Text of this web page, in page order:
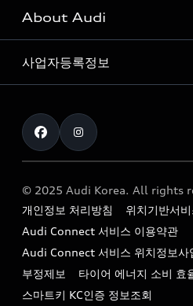
S range
아우디 신차 재고
아우디 모델 비교하기
아우디 공식 인증 중고차
The new Audi A6 Taste Drive 이
고객안내
Audi Connect
myAudiworld
내비게이션 데이터 다운로드
아우디 영상 매뉴얼
고객지원센터
서비스 예약
About Audi
아우디 브랜드
Formula 1
Audi Story
아우디코리아 소식
아우디코리아 소개
아우디 스토리
아우디 브랜드 히스토리
사업자등록정보
통신판매업신고번호 : 2024-서울
대표자명 : 틸 셰어
딩)
대표전화 : 080-767-2834
이메일 : audi_m@audi-ccc.co.kr
© 2025 Audi Korea. All rights
개인정보 처리방침
위치기반서
Audi Connect 서비스 이용약관
Audi Connect 서비스 위치정보사
부정제보
타이어 에너지 소비 효
스마트키 KC인증 정보조회